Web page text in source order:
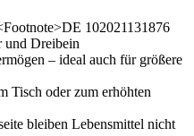
102021131876
und Dreibein
– ideal auch für größere
Tisch oder zum erhöhten
bleiben Lebensmittel nicht